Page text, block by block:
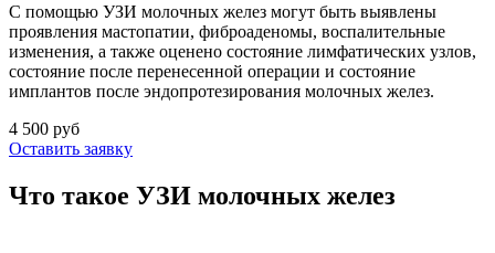
С помощью УЗИ молочных желез могут быть выявлены
проявления мастопатии, фиброаденомы, воспалительные
изменения, а также оценено состояние лимфатических узлов,
состояние после перенесенной операции и состояние
имплантов после эндопротезирования молочных желез.
4 500 руб
Оставить заявку
Что такое УЗИ молочных желез